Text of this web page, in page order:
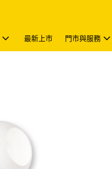
最新上市 門市與服務